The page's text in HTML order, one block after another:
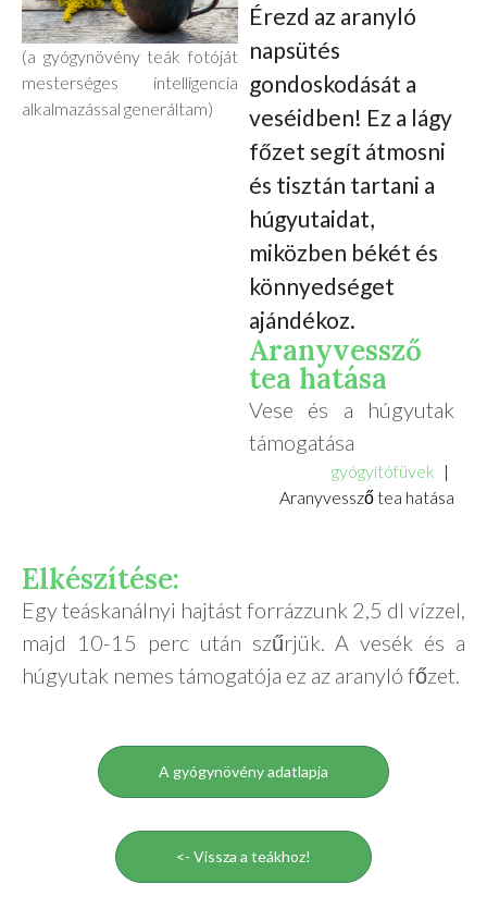
(a gyógynövény teák fotóját
mesterséges intelligencia
alkalmazással generáltam)
Érezd az aranyló
napsütés
gondoskodását a
veséidben! Ez a lágy
főzet segít átmosni
és tisztán tartani a
húgyutaidat,
miközben békét és
könnyedséget
ajándékoz.
Aranyvessző
tea hatása
Vese és a húgyutak
támogatása
gyógyítófüvek
Aranyvessző tea hatása
Elkészítése:
Egy teáskanálnyi hajtást forrázzunk 2,5 dl vízzel,
majd 10-15 perc után szűrjük. A vesék és a
húgyutak nemes támogatója ez az aranyló főzet.
A gyógynövény adatlapja
<- Vissza a teákhoz!